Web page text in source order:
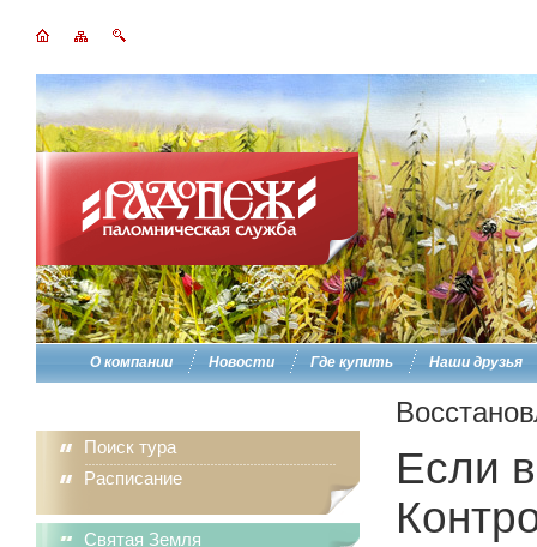
О компании Новости Где купить Наши друзья
Поиск тура
Расписание
Святая Земля
Если